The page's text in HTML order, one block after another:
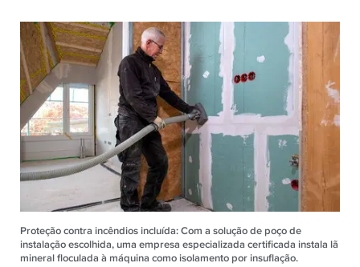
Proteção contra incêndios incluída: Com a solução de poço de
instalação escolhida, uma empresa especializada certificada instala lã
mineral floculada à máquina como isolamento por insuflação.